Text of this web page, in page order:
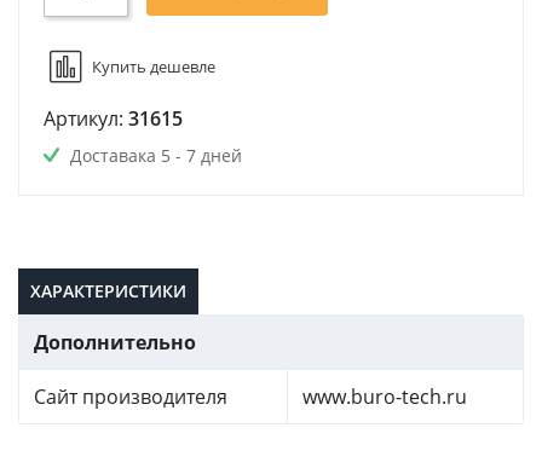
Купить дешевле
Артикул: 31615
Доставака 5 - 7 дней
ХАРАКТЕРИСТИКИ
Дополнительно
Сайт производителя www.buro-tech.ru